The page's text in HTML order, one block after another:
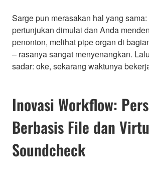
Sarge pun merasakan hal yang sama:
pertunjukan dimulai dan Anda
penonton, melihat pipe organ di
– rasanya sangat menyenangkan.
sadar: oke, sekarang waktunya
Inovasi Workflow:
Berbasis File dan
Soundcheck